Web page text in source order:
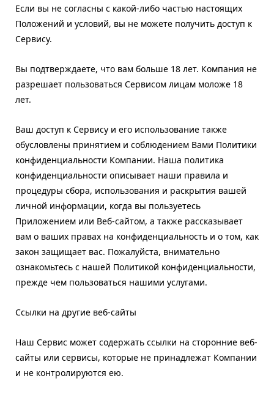
Если вы не согласны с какой-либо частью настоящих
Положений и условий, вы не можете получить доступ к
Сервису.
Вы подтверждаете, что вам больше 18 лет. Компания не
разрешает пользоваться Сервисом лицам моложе 18
лет.
Ваш доступ к Сервису и его использование также
обусловлены принятием и соблюдением Вами Политики
конфиденциальности Компании. Наша политика
конфиденциальности описывает наши правила и
процедуры сбора, использования и раскрытия вашей
личной информации, когда вы пользуетесь
Приложением или Веб-сайтом, а также рассказывает
вам о ваших правах на конфиденциальность и о том, как
закон защищает вас. Пожалуйста, внимательно
ознакомьтесь с нашей Политикой конфиденциальности,
прежде чем пользоваться нашими услугами.
Ссылки на другие веб-сайты
Наш Сервис может содержать ссылки на сторонние веб-
сайты или сервисы, которые не принадлежат Компании
и не контролируются ею.